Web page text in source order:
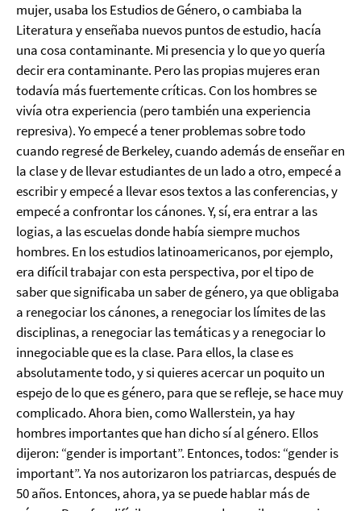
mujer, usaba los Estudios de Género, o cambiaba la
Literatura y enseñaba nuevos puntos de estudio, hacía
una cosa contaminante. Mi presencia y lo que yo quería
decir era contaminante. Pero las propias mujeres eran
todavía más fuertemente críticas. Con los hombres se
vivía otra experiencia (pero también una experiencia
represiva). Yo empecé a tener problemas sobre todo
cuando regresé de Berkeley, cuando además de enseñar en
la clase y de llevar estudiantes de un lado a otro, empecé a
escribir y empecé a llevar esos textos a las conferencias, y
empecé a confrontar los cánones. Y, sí, era entrar a las
logias, a las escuelas donde había siempre muchos
hombres. En los estudios latinoamericanos, por ejemplo,
era difícil trabajar con esta perspectiva, por el tipo de
saber que significaba un saber de género, ya que obligaba
a renegociar los cánones, a renegociar los límites de las
disciplinas, a renegociar las temáticas y a renegociar lo
innegociable que es la clase. Para ellos, la clase es
absolutamente todo, y si quieres acercar un poquito un
espejo de lo que es género, para que se refleje, se hace muy
complicado. Ahora bien, como Wallerstein, ya hay
hombres importantes que han dicho sí al género. Ellos
dijeron: “gender is important”. Entonces, todos: “gender is
important”. Ya nos autorizaron los patriarcas, después de
50 años. Entonces, ahora, ya se puede hablar más de